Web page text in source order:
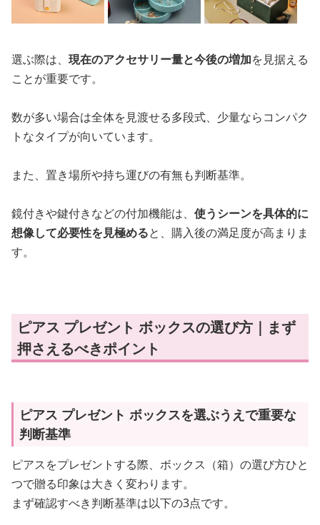
選ぶ際は、 現在のアクセサリー量と今後の増加を見据える
ことが重要です。
数が多い場合は全体を見渡せる多段式、少量ならコンパク
トなタイプが向いています。
また、置き場所や持ち運びの有無も判断基準。
鏡付きや鍵付きなどの付加機能は、 使うシーンを具体的に
想像して必要性を見極めると、購入後の満足度が高まりま
す。
ピアス プレゼント ボックスの選び方｜まず
押さえるべきポイント
ピアス プレゼント ボックスを選ぶうえで重要な
判断基準
ピアスをプレゼントする際、ボックス（箱）の選び方ひと
つで贈る印象は大きく変わります。
まず確認すべき判断基準は以下の3点です。